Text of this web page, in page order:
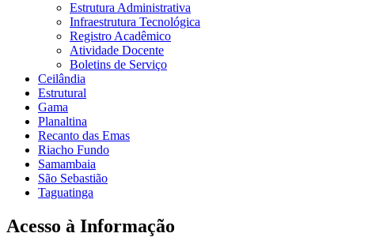
Estrutura Administrativa
Infraestrutura Tecnológica
Registro Acadêmico
Atividade Docente
Boletins de Serviço
Ceilândia
Estrutural
Gama
Planaltina
Recanto das Emas
Riacho Fundo
Samambaia
São Sebastião
Taguatinga
Acesso à Informação